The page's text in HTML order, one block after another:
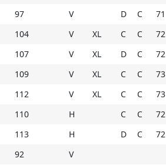
97 V D C
71
104 V XL C C
72
107 V XL D C
72
109 V XL C C
73
112 V XL C C
73
110 H C C
72
113 H D C 72
92
V